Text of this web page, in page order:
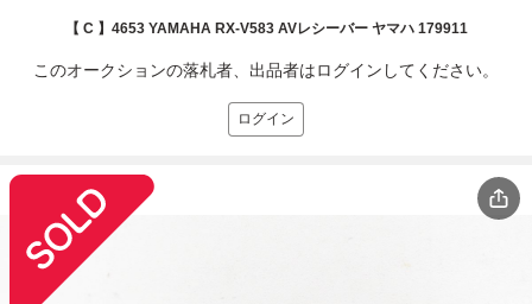
【 C 】4653 YAMAHA RX-V583 AVレシーバー ヤマハ 179911
このオークションの落札者、出品者はログインしてください。
ログイン